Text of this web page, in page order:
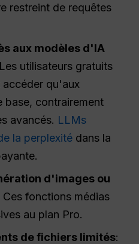
restreint de requêtes
aux modèles d'IA
Les utilisateurs gratuits
accéder qu'aux
base, contrairement
avancés. LLMs
la perplexité dans la
d'images ou
Ces fonctions médias
au plan Pro.
de fichiers limités: